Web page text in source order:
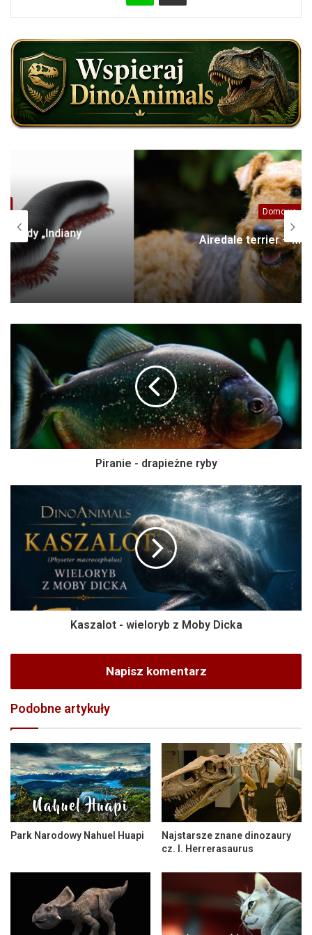
Airedale terrier – król terierów
Piranie - drapieżne ryby
Kaszalot - wieloryb z Moby Dicka
Napisz komentarz
Podobne artykuły
Park Narodowy Nahuel Huapi
Najstarsze znane dinozaury
cz. I. Herrerasaurus